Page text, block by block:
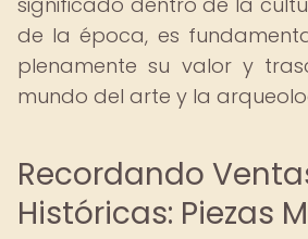
de la época, es
plenamente su valor y
mundo del arte y la
Recordando
Históricas: Piezas